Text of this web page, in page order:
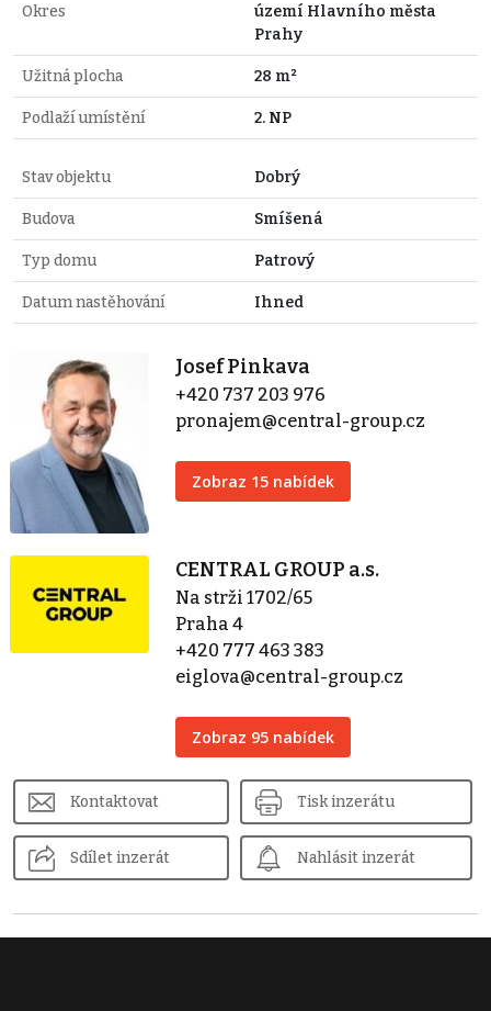
Okres
území Hlavního města
Prahy
Užitná plocha 28 m²
Podlaží umístění 2. NP
Stav objektu Dobrý
Budova Smíšená
Typ domu Patrový
Datum nastěhování Ihned
Josef Pinkava
+420 737 203 976
pronajem@central-group.cz
Zobraz 15 nabídek
CENTRAL GROUP a.s.
Na strži 1702/65
Praha 4
+420 777 463 383
eiglova@central-group.cz
Zobraz 95 nabídek
Kontaktovat Tisk inzerátu
Sdílet inzerát Nahlásit inzerát